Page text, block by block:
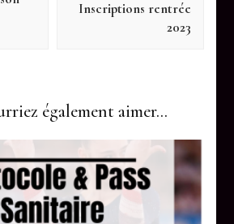
Inscriptions rentrée
2023
également aimer...